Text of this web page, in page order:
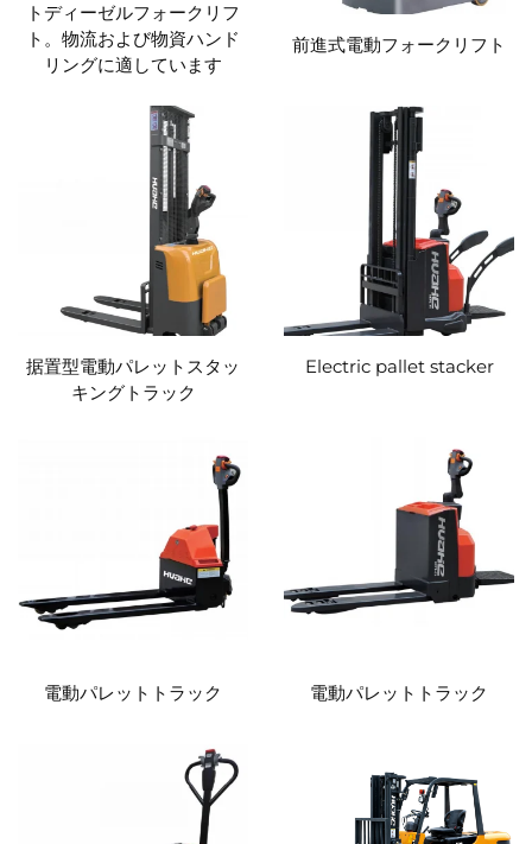
トディーゼルフォークリフ
ト。物流および物資ハンド
リングに適しています
前進式電動フォークリフト
据置型電動パレットスタッ
キングトラック
Electric pallet stacker
電動パレットトラック 電動パレットトラック